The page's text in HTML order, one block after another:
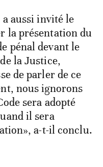
aussi invité le
la présentation du
pénal devant le
la Justice,
de parler de ce
nous ignorons
sera adopté
il sera
a-t-il conclu.